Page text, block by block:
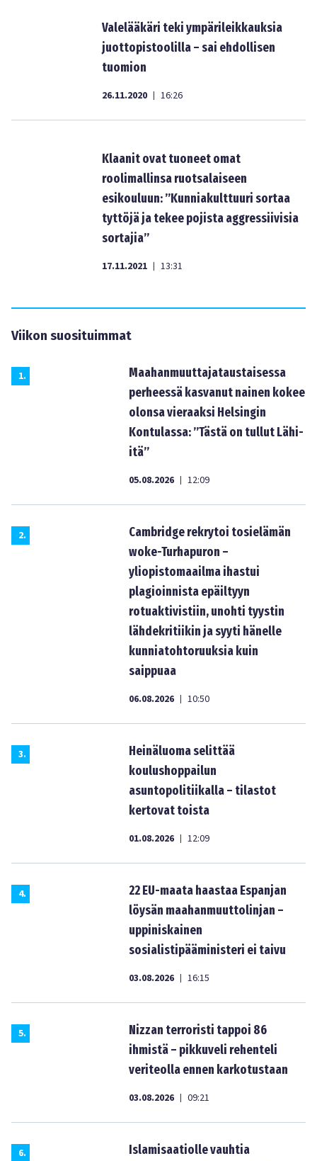
Valelääkäri teki ympärileikkauksia
juottopistoolilla – sai ehdollisen
tuomion
26.11.2020 | 16:26
Klaanit ovat tuoneet omat
roolimallinsa ruotsalaiseen
esikouluun: ”Kunniakulttuuri sortaa
tyttöjä ja tekee pojista aggressiivisia
sortajia”
17.11.2021 | 13:31
Viikon suosituimmat
1.
Maahanmuuttajataustaisessa
perheessä kasvanut nainen kokee
olonsa vieraaksi Helsingin
Kontulassa: ”Tästä on tullut Lähi-
itä”
05.08.2026 | 12:09
2.
Cambridge rekrytoi tosielämän
woke-Turhapuron –
yliopistomaailma ihastui
plagioinnista epäiltyyn
rotuaktivistiin, unohti tyystin
lähdekritiikin ja syyti hänelle
kunniatohtoruuksia kuin
saippuaa
06.08.2026 | 10:50
3.
Heinäluoma selittää
koulushoppailun
asuntopolitiikalla – tilastot
kertovat toista
01.08.2026 | 12:09
4.
22 EU-maata haastaa Espanjan
löysän maahanmuuttolinjan –
uppiniskainen
sosialistipääministeri ei taivu
03.08.2026 | 16:15
5.
Nizzan terroristi tappoi 86
ihmistä – pikkuveli rehenteli
veriteolla ennen karkotustaan
03.08.2026 | 09:21
6.
Islamisaatiolle vauhtia